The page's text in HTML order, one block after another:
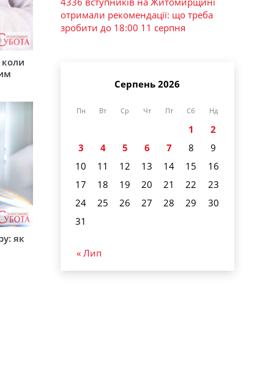
коли
як
отримали рекомендації: що треба
зробити до 18:00 11 серпня
Серпень 2026
Пн Вт Ср Чт Пт Сб Нд
1
2
3
4 5 6 7 8
9
10
11 12 13 14 15
16
17
18 19 20 21 22
23
24
25 26 27 28 29
30
31
« Лип